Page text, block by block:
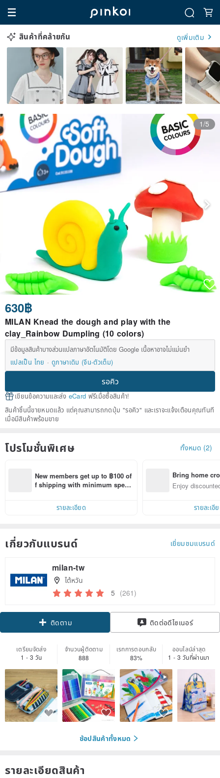
สินค้าที่คล้ายกัน ดูเพิ่มเติม
1/5
630฿
MILAN Knead the dough and play with the
clay_Rainbow Dumpling (10 colors)
มีข้อมูลสินค้าบางส่วนแปลภาษาอัตโนมัติโดย Google เนื้อหาอาจไม่แม่นยำ
แปลเป็น ไทย
ดูภาษาเดิม (จีน-ตัวเต็ม)
รอคิว
เขียนข้อความและส่ง eCard ฟรีเมื่อซื้อสินค้า!
สินค้าชิ้นนี้ขายหมดแล้ว แต่คุณสามารถกดปุ่ม "รอคิว" และเราจะแจ้งเตือนคุณทันที
เมื่อมีสินค้าพร้อมขาย
โปรโมชั่นพิเศษ ทั้งหมด (2)
New members get up to ฿100 of
f shipping with minimum spen
within 7 days!
รายละเอียด
Bring home
n with ease
Enjoy
รายละเอี
เกี่ยวกับแบรนด์ เยี่ยมชมแบรนด์
milan-tw
ไต้หวัน
5 (261)
ติดตาม
ติดต่อดีไซเนอร์
เตรียมจัดส่ง
1 - 3 วัน
จำนวนผู้ติดตาม
888
เรทการตอบกลับ
83%
ออนไลน์ล่าสุด
1 - 3 วันที่ผ่านมา
ช้อปสินค้าทั้งหมด
รายละเอียดสินค้า